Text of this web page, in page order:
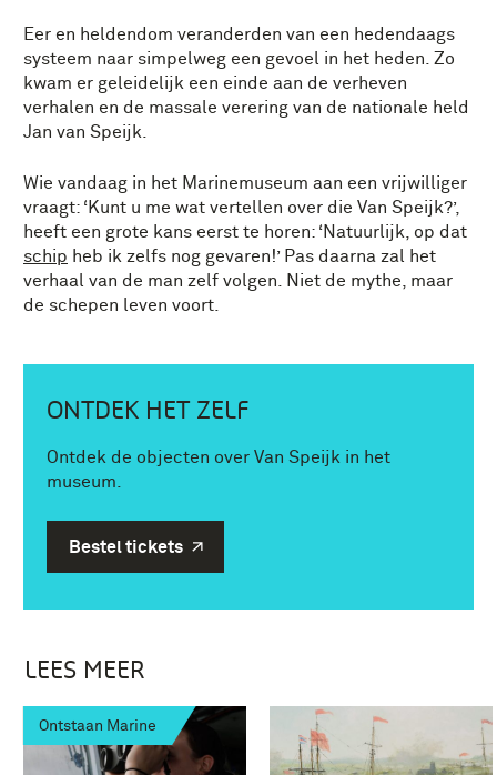
Eer en heldendom veranderden van een hedendaags
systeem naar simpelweg een gevoel in het heden. Zo
kwam er geleidelijk een einde aan de verheven
verhalen en de massale verering van de nationale held
Jan van Speijk.
Wie vandaag in het Marinemuseum aan een vrijwilliger
vraagt: ‘Kunt u me wat vertellen over die Van Speijk?’,
heeft een grote kans eerst te horen: ‘Natuurlijk, op dat
schip heb ik zelfs nog gevaren!’ Pas daarna zal het
verhaal van de man zelf volgen. Niet de mythe, maar
de schepen leven voort.
ONTDEK HET ZELF
Ontdek de objecten over Van Speijk in het
museum.
Bestel tickets
LEES MEER
Ontstaan Marine